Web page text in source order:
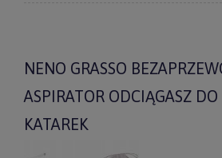
NENO GRASSO
ASPIRATOR ODCIĄGASZ
KATAREK